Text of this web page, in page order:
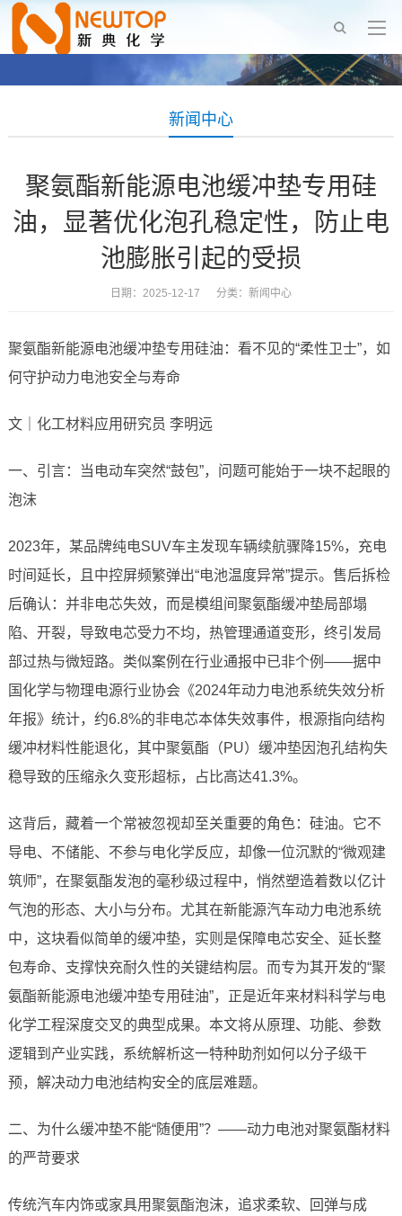
新闻中心
聚氨酯新能源电池缓冲垫专用硅
油，显著优化泡孔稳定性，防止电
池膨胀引起的受损
日期：2025-12-17 分类： 新闻中心
聚氨酯新能源电池缓冲垫专用硅油：看不见的“柔性卫士”，如
何守护动力电池安全与寿命
文｜化工材料应用研究员 李明远
一、引言：当电动车突然“鼓包”，问题可能始于一块不起眼的
泡沫
2023年，某品牌纯电SUV车主发现车辆续航骤降15%，充电
时间延长，且中控屏频繁弹出“电池温度异常”提示。售后拆检
后确认：并非电芯失效，而是模组间聚氨酯缓冲垫局部塌
陷、开裂，导致电芯受力不均，热管理通道变形，终引发局
部过热与微短路。类似案例在行业通报中已非个例——据中
国化学与物理电源行业协会《2024年动力电池系统失效分析
年报》统计，约6.8%的非电芯本体失效事件，根源指向结构
缓冲材料性能退化，其中聚氨酯（PU）缓冲垫因泡孔结构失
稳导致的压缩永久变形超标，占比高达41.3%。
这背后，藏着一个常被忽视却至关重要的角色：硅油。它不
导电、不储能、不参与电化学反应，却像一位沉默的“微观建
筑师”，在聚氨酯发泡的毫秒级过程中，悄然塑造着数以亿计
气泡的形态、大小与分布。尤其在新能源汽车动力电池系统
中，这块看似简单的缓冲垫，实则是保障电芯安全、延长整
包寿命、支撑快充耐久性的关键结构层。而专为其开发的“聚
氨酯新能源电池缓冲垫专用硅油”，正是近年来材料科学与电
化学工程深度交叉的典型成果。本文将从原理、功能、参数
逻辑到产业实践，系统解析这一特种助剂如何以分子级干
预，解决动力电池结构安全的底层难题。
二、为什么缓冲垫不能“随便用”？——动力电池对聚氨酯材料
的严苛要求
传统汽车内饰或家具用聚氨酯泡沫，追求柔软、回弹与成